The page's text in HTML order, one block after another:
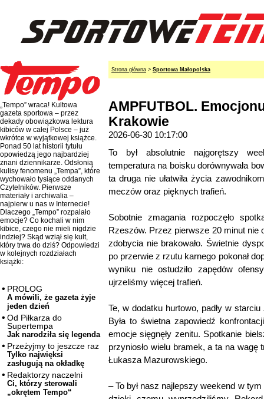
„Tempo” wraca! Kultowa
gazeta sportowa – przez
dekady obowiązkowa lektura
kibiców w całej Polsce – już
wkrótce w wyjątkowej książce.
Ponad 50 lat historii tytułu
opowiedzą jego najbardziej
znani dziennikarze. Odsłonią
kulisy fenomenu „Tempa”, które
wychowało tysiące oddanych
Czytelników. Pierwsze
materiały i archiwalia –
najpierw u nas w Internecie!
Dlaczego „Tempo” rozpalało
emocje? Co kochali w nim
kibice, czego nie mieli nigdzie
indziej? Skąd wziął się kult,
który trwa do dziś? Odpowiedzi
w kolejnych rozdziałach
książki:
PROLOG
A mówili, że gazeta żyje
jeden dzień
Od Piłkarza do
Supertempa
Jak narodziła się legenda
Przeżyjmy to jeszcze raz
Tylko najwięksi
zasługują na okładkę
Redaktorzy naczelni
Ci, którzy sterowali
„okrętem Tempo“
Strona główna > Sportowa Małopolska
AMPFUTBOL.
Krakowie
2026-06-30 10:17:00
To był absolutnie najgorętszy
temperatura na boisku dorównywała
ta druga nie ułatwiła życia
meczów oraz pięknych trafień.
Sobotnie zmagania rozpoczęło
Rzeszów. Przez pierwsze 20 minut
zdobycia nie brakowało. Świetnie
po przerwie z rzutu karnego pokonał
wyniku nie ostudziło zapędów
ujrzeliśmy więcej trafień.
Te, w dodatku hurtowo, padły w
Była to świetna zapowiedź
emocje sięgnęły zenitu. Spotkanie
przyniosło wielu bramek, a ta na wagę
Łukasza Mazurowskiego.
– To był nasz najlepszy weekend w